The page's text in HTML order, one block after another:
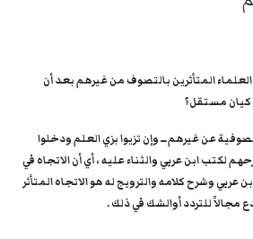
المتأثرين بالتصوف من غيرهم بعد أن
كيان مستقل؟
عن غيرهم ــ وإن تزيوا بزي العلم ودخلوا
لكتب ابن عربي والثناء عليه ، أي أن الاتجاه في
وشرح كلامه والترويج له هو الاتجاه المتأثر
مجالاً للتردد أوالشك في ذلك .